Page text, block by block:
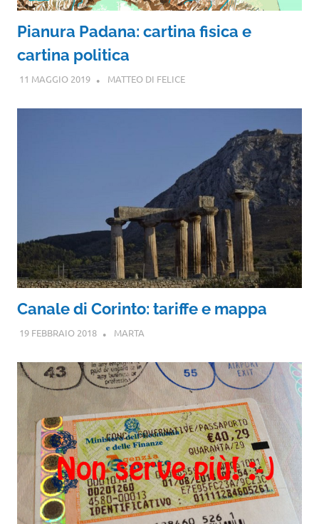
Pianura Padana: cartina fisica e
cartina politica
11 MAGGIO 2019 MATTEO DI FELICE
Canale di Corinto: tariffe e mappa
19 FEBBRAIO 2018 MARTA